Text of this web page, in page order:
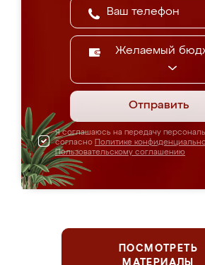
Желаемый
Отправить
Я соглашаюсь на передачу
согласно Политике
Пользовательскому соглашению
ПОСМОТРЕТЬ
МАТЕРИАЛЫ